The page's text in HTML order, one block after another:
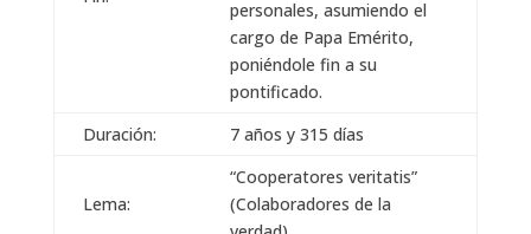
personales, asumiendo el
cargo de Papa Emérito,
poniéndole fin a su
pontificado.
Duración:
7 años y 315 días
Lema:
“Cooperatores veritatis”
(Colaboradores de la